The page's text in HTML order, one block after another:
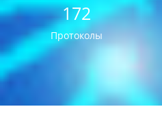
172
Протоколы